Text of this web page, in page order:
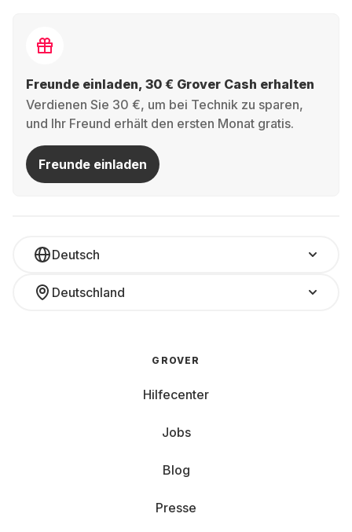
Freunde einladen, 30 € Grover Cash erhalten
Verdienen Sie 30 €, um bei Technik zu sparen,
und Ihr Freund erhält den ersten Monat gratis.
Freunde einladen
Deutsch
Deutschland
GROVER
Hilfecenter
Jobs
Blog
Presse